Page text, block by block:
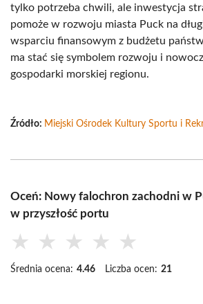
tylko potrzeba chwili, ale inwestycja
pomoże w rozwoju miasta Puck na
wsparciu finansowym z budżetu
ma stać się symbolem rozwoju i
gospodarki morskiej regionu.
Źródło: Miejski Ośrodek Kultury Sportu i
Oceń: Nowy falochron zachodni w
w przyszłość portu
★ ★ ★ ★ ★
Średnia ocena: 4.46 Liczba ocen: 21